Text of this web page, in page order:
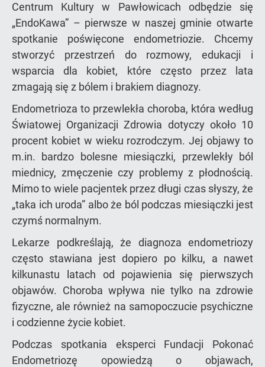
Centrum Kultury w Pawłowicach odbędzie się
„EndoKawa” – pierwsze w naszej gminie otwarte
spotkanie poświęcone endometriozie. Chcemy
stworzyć przestrzeń do rozmowy, edukacji i
wsparcia dla kobiet, które często przez lata
zmagają się z bólem i brakiem diagnozy.
Endometrioza to przewlekła choroba, która według
Światowej Organizacji Zdrowia dotyczy około 10
procent kobiet w wieku rozrodczym. Jej objawy to
m.in. bardzo bolesne miesiączki, przewlekły ból
miednicy, zmęczenie czy problemy z płodnością.
Mimo to wiele pacjentek przez długi czas słyszy, że
„taka ich uroda” albo że ból podczas miesiączki jest
czymś normalnym.
Lekarze podkreślają, że diagnoza endometriozy
często stawiana jest dopiero po kilku, a nawet
kilkunastu latach od pojawienia się pierwszych
objawów. Choroba wpływa nie tylko na zdrowie
fizyczne, ale również na samopoczucie psychiczne
i codzienne życie kobiet.
Podczas spotkania eksperci Fundacji Pokonać
Endometriozę opowiedzą o objawach,